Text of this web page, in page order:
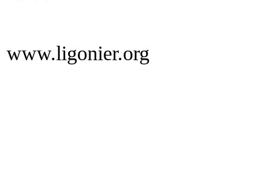
www.ligonier.org